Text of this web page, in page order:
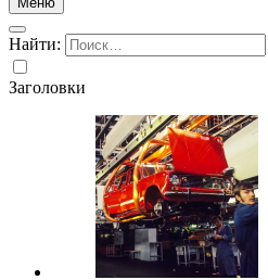
Найти:
Заголовки